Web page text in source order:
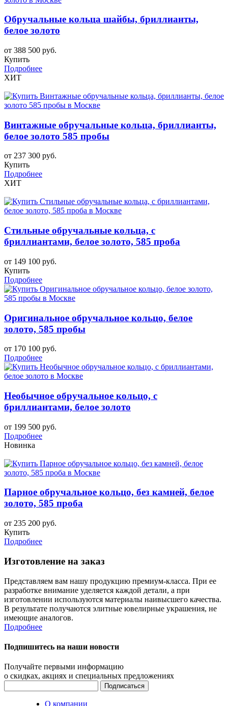
Обручальные кольца шайбы, бриллианты,
белое золото
от 388 500 руб.
Купить
Подробнее
ХИТ
Винтажные обручальные кольца, бриллианты,
белое золото 585 пробы
от 237 300 руб.
Купить
Подробнее
ХИТ
Стильные обручальные кольца, с
бриллиантами, белое золото, 585 проба
от 149 100 руб.
Купить
Подробнее
Оригинальное обручальное кольцо, белое
золото, 585 пробы
от 170 100 руб.
Подробнее
Необычное обручальное кольцо, с
бриллиантами, белое золото
от 199 500 руб.
Подробнее
Новинка
Парное обручальное кольцо, без камней, белое
золото, 585 проба
от 235 200 руб.
Купить
Подробнее
Изготовление на заказ
Представляем вам нашу продукцию премиум-класса. При ее
разработке внимание уделяется каждой детали, а при
изготовлении используются материалы наивысшего качества.
В результате получаются элитные ювелирные украшения, не
имеющие аналогов.
Подробнее
Подпишитесь на наши новости
Получайте первыми информацию
о скидках, акциях и специальных предложениях
О компании